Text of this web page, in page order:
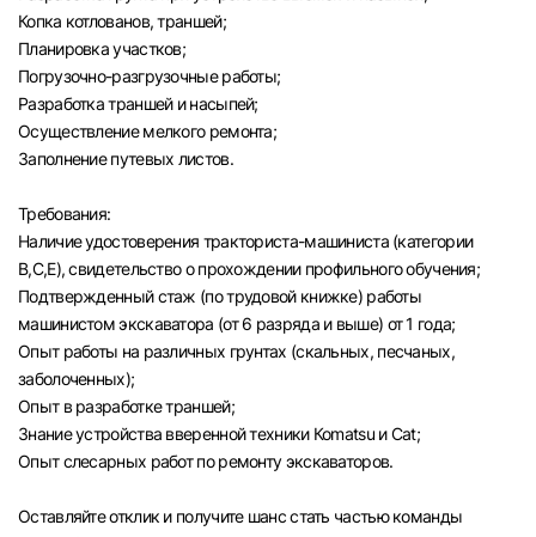
Копка котлованов, траншей;
Планировка участков;
Погрузочно-разгрузочные работы;
Разработка траншей и насыпей;
Осуществление мелкого ремонта;
Заполнение путевых листов.
Требования:
Наличие удостоверения тракториста-машиниста (категории
В,С,Е), свидетельство о прохождении профильного обучения;
Подтвержденный стаж (по трудовой книжке) работы
машинистом экскаватора (от 6 разряда и выше) от 1 года;
Опыт работы на различных грунтах (скальных, песчаных,
заболоченных);
Опыт в разработке траншей;
Знание устройства вверенной техники Коmаtsu и Саt;
Опыт слесарных работ по ремонту экскаваторов.
Оставляйте отклик и получите шанс стать частью команды